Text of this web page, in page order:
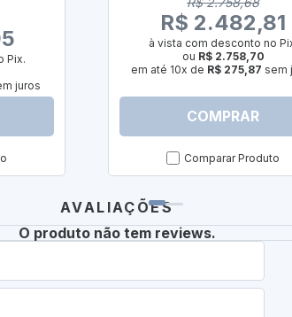
Pix.
juros
R$ 2.482,81
à vista com desconto no
ou R$ 2.758,70
em até 10x de R$ 275,87 sem
COMPRAR
Comparar Produto
AVALIAÇÕES
O produto não tem reviews.